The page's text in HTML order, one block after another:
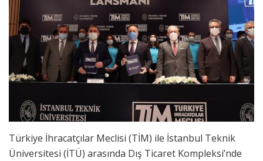
Türkiye İhracatçılar Meclisi (TİM) ile İstanbul Teknik
Üniversitesi (İTÜ) arasında Dış Ticaret Kompleksi’nde